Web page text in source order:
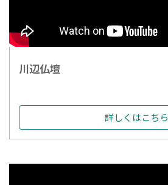
川辺仏壇
詳しくはこちら